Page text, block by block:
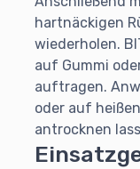
hartnäckigen
wiederholen.
auf Gummi
auftragen.
oder auf
antrocknen